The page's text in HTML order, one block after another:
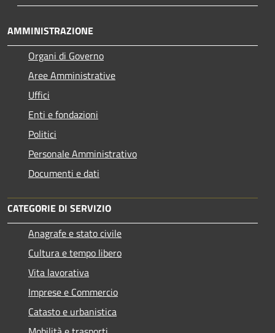
AMMINISTRAZIONE
Organi di Governo
Aree Amministrative
Uffici
Enti e fondazioni
Politici
Personale Amministrativo
Documenti e dati
CATEGORIE DI SERVIZIO
Anagrafe e stato civile
Cultura e tempo libero
Vita lavorativa
Imprese e Commercio
Catasto e urbanistica